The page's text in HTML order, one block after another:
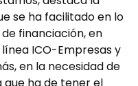
se ha facilitado en lo
financiación, en
ICO-Empresas y
en la necesidad de
ha de tener el